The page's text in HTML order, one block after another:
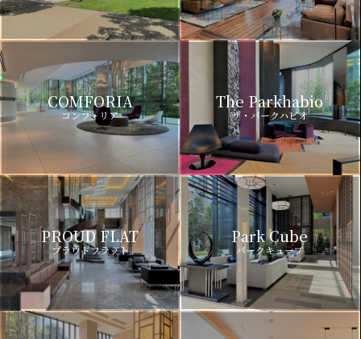
COMFORIA
コンフォリア
The Parkhabio
ザ・パークハビオ
PROUD FLAT
プラウドフラット
Park Cube
パークキューブ